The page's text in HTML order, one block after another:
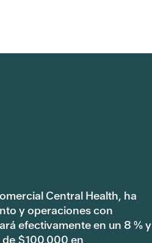
Central Health, ha
y operaciones con
efectivamente en un 8 % y
$100,000 en